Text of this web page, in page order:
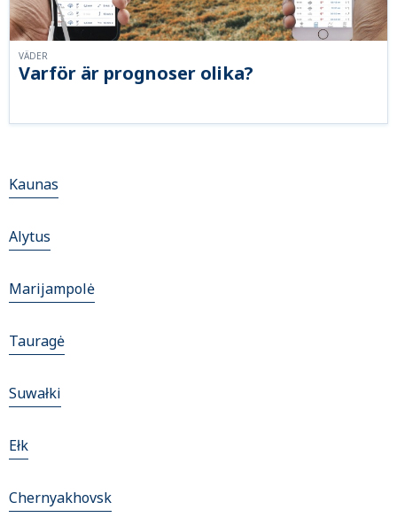
Varför är prognoser olika?
VÄDER
Kaunas
Alytus
Marijampolė
Tauragė
Suwałki
Ełk
Chernyakhovsk